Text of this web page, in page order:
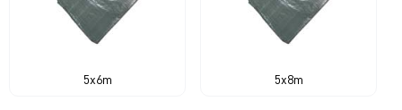
5x6m 5x8m